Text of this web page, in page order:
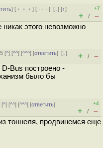
] [ ﹢﹢﹢] [ · · ·][↓] [↑]
+7
+ / –
этого невозможно
[^] [^^] [^^^] [ответить][↓]
+ / –
Bus построено -
было бы
[^] [^^] [^^^] [ответить]
+4
+ / –
тоннеля, продвинемся еще